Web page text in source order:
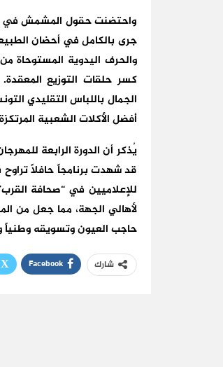
واحتضنت حقول المشمش في
جرى بالكامل في أحضان
والحرف اليدوية
كسر حلقات التوزيع
الجمال باللباس التقليدي
أفضل الأكلات الشعبية
يُذكر أن الدورة الرابعة
قد شهدت برنامجاً حافلاً تراوح
للإعلاميين في “صحافة
لأهالي الجهة، مما جعل من
حاجب العيون وتسويقه وطنياً
شارك Facebook